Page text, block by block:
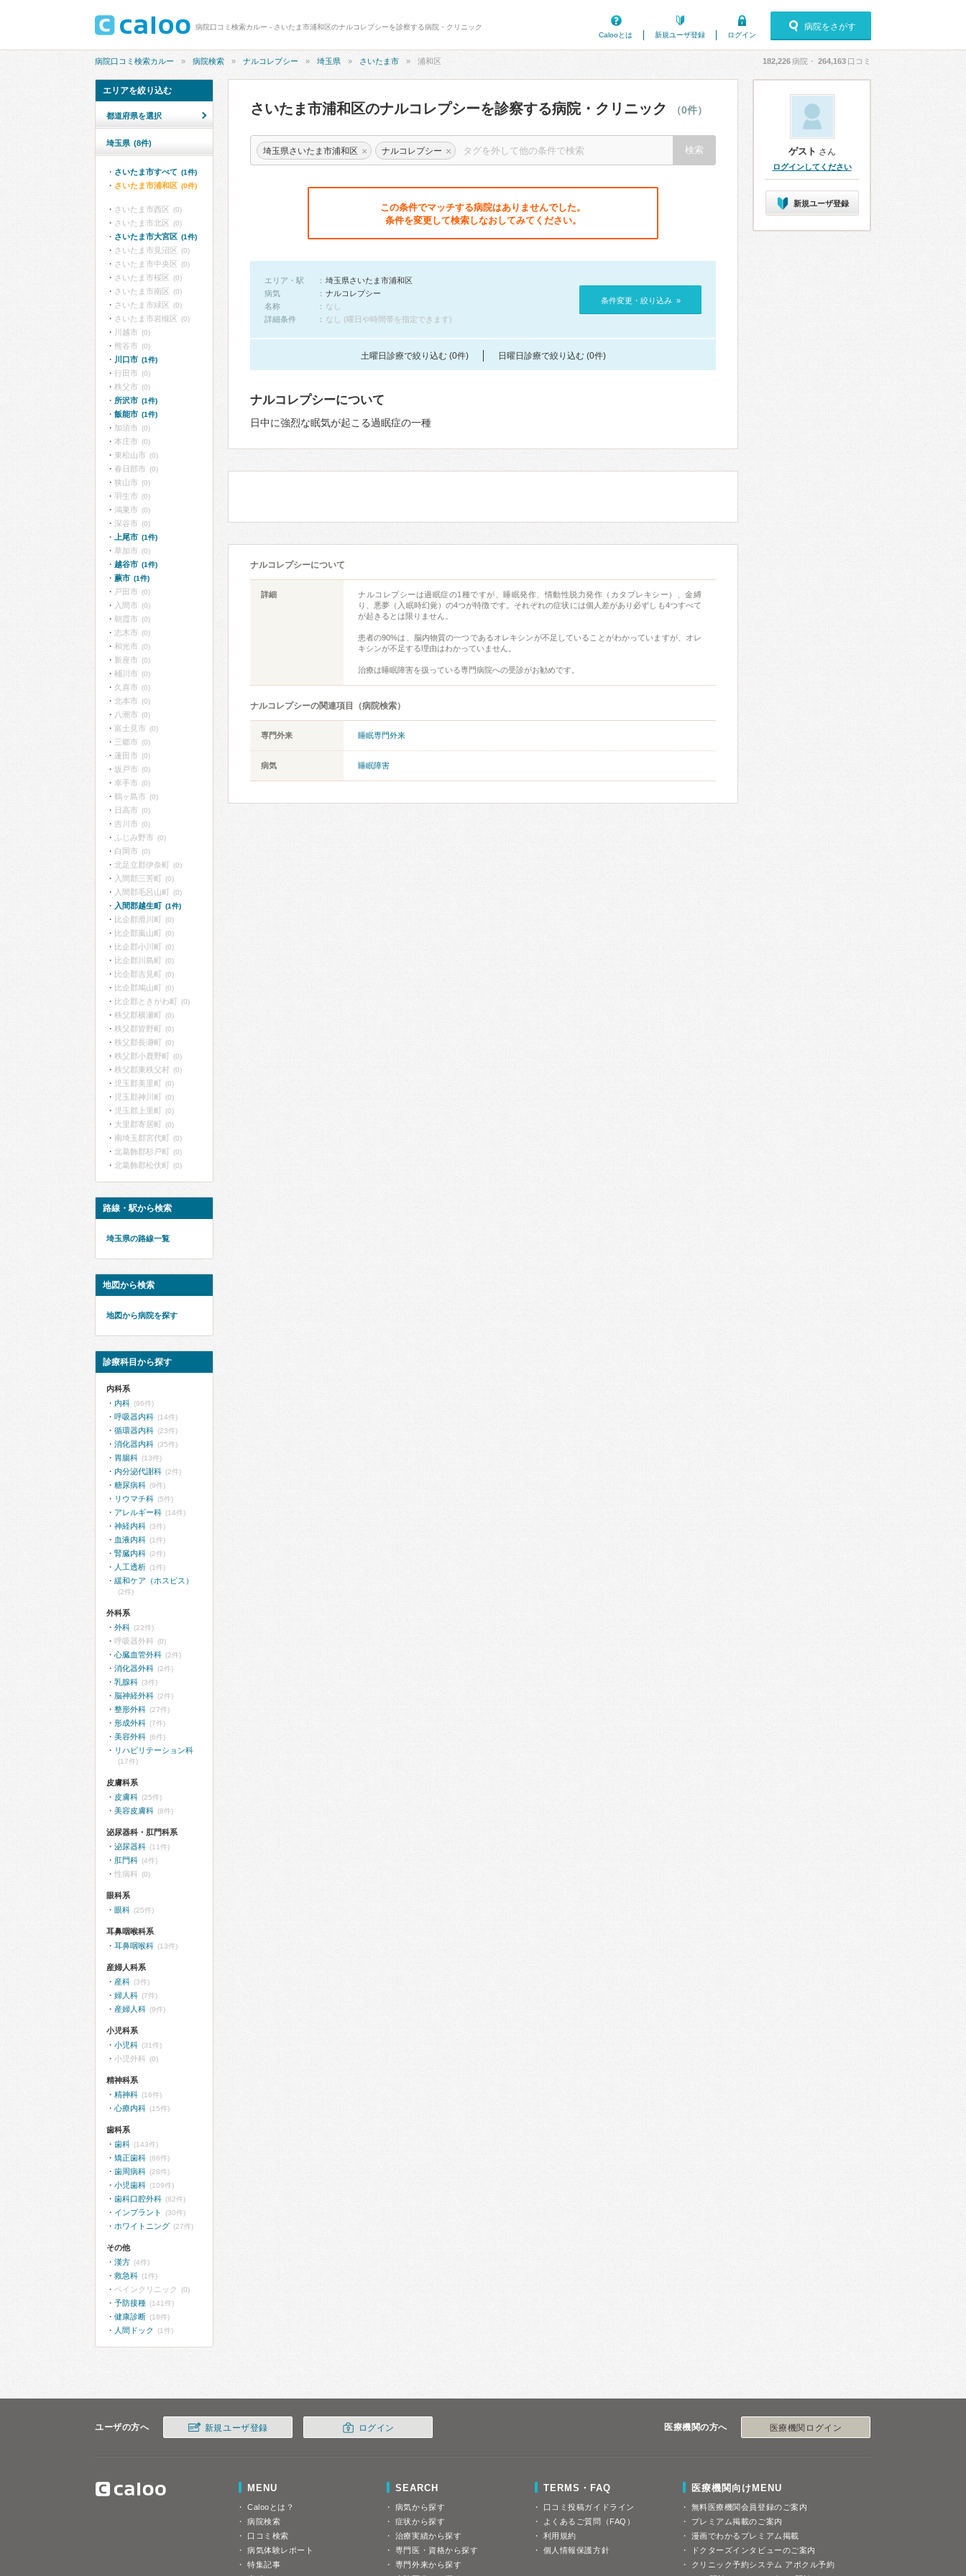
病院口コミ検索カルー - さいたま市浦和区のナルコレプシーを診察する病院・クリニック
Calooとは
新規ユーザ登録 ログイン
病院をさがす
病院口コミ検索カルー 病院検索 ナルコレプシー 埼玉県 さいたま市 浦和区 182,226病院・ 264,163 口コミ
さいたま市浦和区のナルコレプシーを診察する病院・クリニック （0件）
埼玉県さいたま市浦和区 × ナルコレプシー ×
この条件でマッチする病院はありませんでした。
条件を変更して検索しなおしてみてください。
エリア・駅
埼玉県さいたま市浦和区
病気
ナルコレプシー
名称
なし
詳細条件
なし (曜日や時間帯を指定できます)
条件変更・絞り込み »
土曜日診療で絞り込む (0件) 日曜日診療で絞り込む (0件)
ナルコレプシーについて
日中に強烈な眠気が起こる過眠症の一種
ナルコレプシーについて
詳細
ナルコレプシーは過眠症の1種ですが、睡眠発作、情動性脱力発作（カタプレキシー）、金縛
り、悪夢（入眠時幻覚）の4つが特徴です。それぞれの症状には個人差があり必ずしも4つすべて
が起きるとは限りません。
患者の90%は、脳内物質の一つであるオレキシンが不足していることがわかっていますが、オレ
キシンが不足する理由はわかっていません。
治療は睡眠障害を扱っている専門病院への受診がお勧めです。
ナルコレプシーの関連項目（病院検索）
専門外来 睡眠専門外来
病気 睡眠障害
エリアを絞り込む
都道府県を選択
埼玉県 (8件)
さいたま市すべて (1件)
さいたま市浦和区 (0件)
さいたま市西区 (0)
さいたま市北区 (0)
さいたま市大宮区 (1件)
さいたま市見沼区 (0)
さいたま市中央区 (0)
さいたま市桜区 (0)
さいたま市南区 (0)
さいたま市緑区 (0)
さいたま市岩槻区 (0)
川越市 (0)
熊谷市 (0)
川口市 (1件)
行田市 (0)
秩父市 (0)
所沢市 (1件)
飯能市 (1件)
加須市 (0)
本庄市 (0)
東松山市 (0)
春日部市 (0)
狭山市 (0)
羽生市 (0)
鴻巣市 (0)
深谷市 (0)
上尾市 (1件)
草加市 (0)
越谷市 (1件)
蕨市 (1件)
戸田市 (0)
入間市 (0)
朝霞市 (0)
志木市 (0)
和光市 (0)
新座市 (0)
桶川市 (0)
久喜市 (0)
北本市 (0)
八潮市 (0)
富士見市 (0)
三郷市 (0)
蓮田市 (0)
坂戸市 (0)
幸手市 (0)
鶴ヶ島市 (0)
日高市 (0)
吉川市 (0)
ふじみ野市 (0)
白岡市 (0)
北足立郡伊奈町 (0)
入間郡三芳町 (0)
入間郡毛呂山町 (0)
入間郡越生町 (1件)
比企郡滑川町 (0)
比企郡嵐山町 (0)
比企郡小川町 (0)
比企郡川島町 (0)
比企郡吉見町 (0)
比企郡鳩山町 (0)
比企郡ときがわ町 (0)
秩父郡横瀬町 (0)
秩父郡皆野町 (0)
秩父郡長瀞町 (0)
秩父郡小鹿野町 (0)
秩父郡東秩父村 (0)
児玉郡美里町 (0)
児玉郡神川町 (0)
児玉郡上里町 (0)
大里郡寄居町 (0)
南埼玉郡宮代町 (0)
北葛飾郡杉戸町 (0)
北葛飾郡松伏町 (0)
路線・駅から検索
埼玉県の路線一覧
地図から検索
地図から病院を探す
診療科目から探す
内科系
内科 (96件)
呼吸器内科 (14件)
循環器内科 (23件)
消化器内科 (35件)
胃腸科 (13件)
内分泌代謝科 (2件)
糖尿病科 (9件)
リウマチ科 (5件)
アレルギー科 (14件)
神経内科 (3件)
血液内科 (1件)
腎臓内科 (2件)
人工透析 (1件)
緩和ケア（ホスピス）
(2件)
外科系
外科 (22件)
呼吸器外科 (0)
心臓血管外科 (2件)
消化器外科 (2件)
乳腺科 (3件)
脳神経外科 (2件)
整形外科 (27件)
形成外科 (7件)
美容外科 (6件)
リハビリテーション科
(17件)
皮膚科系
皮膚科 (25件)
美容皮膚科 (8件)
泌尿器科・肛門科系
泌尿器科 (11件)
肛門科 (4件)
性病科 (0)
眼科系
眼科 (25件)
耳鼻咽喉科系
耳鼻咽喉科 (13件)
産婦人科系
産科 (3件)
婦人科 (7件)
産婦人科 (9件)
小児科系
小児科 (31件)
小児外科 (0)
精神科系
精神科 (16件)
心療内科 (15件)
歯科系
歯科 (143件)
矯正歯科 (86件)
歯周病科 (28件)
小児歯科 (109件)
歯科口腔外科 (82件)
インプラント (30件)
ホワイトニング (27件)
その他
漢方 (4件)
救急科 (1件)
ペインクリニック (0)
予防接種 (141件)
健康診断 (18件)
人間ドック (1件)
ゲスト さん
ログインしてください
新規ユーザ登録
ユーザの方へ 新規ユーザ登録 ログイン 医療機関の方へ 医療機関ログイン
MENU
Calooとは？
病院検索
口コミ検索
病気体験レポート
特集記事
SEARCH
病気から探す
症状から探す
治療実績から探す
専門医・資格から探す
専門外来から探す
TERMS・FAQ
口コミ投稿ガイドライン
よくあるご質問（FAQ）
利用規約
個人情報保護方針
医療機関向けMENU
無料医療機関会員登録のご案内
プレミアム掲載のご案内
漫画でわかるプレミアム掲載
ドクターズインタビューのご案内
クリニック予約システム アポクル予約